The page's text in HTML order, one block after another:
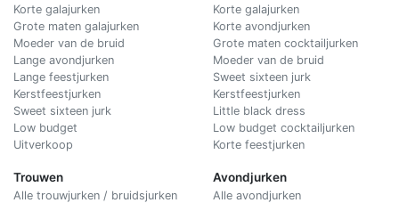
Korte galajurken
Grote maten galajurken
Moeder van de bruid
Lange avondjurken
Lange feestjurken
Kerstfeestjurken
Sweet sixteen jurk
Low budget
Uitverkoop
Trouwen
Alle trouwjurken / bruidsjurken
Korte galajurken
Korte avondjurken
Grote maten cocktailjurken
Moeder van de bruid
Sweet sixteen jurk
Kerstfeestjurken
Little black dress
Low budget cocktailjurken
Korte feestjurken
Avondjurken
Alle avondjurken